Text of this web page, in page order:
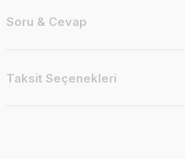
Soru & Cevap
Taksit Seçenekleri